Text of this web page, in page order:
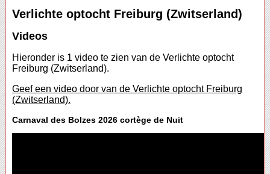
Verlichte optocht Freiburg (Zwitserland)
Videos
Hieronder is 1 video te zien van de Verlichte optocht
Freiburg (Zwitserland).
Geef een video door van de Verlichte optocht Freiburg
(Zwitserland).
Carnaval des Bolzes 2026 cortège de Nuit